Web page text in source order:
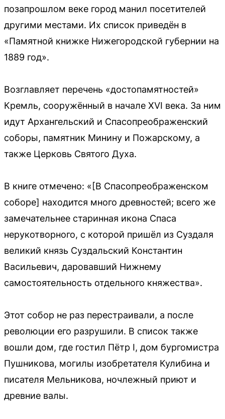
позапрошлом веке город манил посетителей
другими местами. Их список приведён в
«Памятной книжке Нижегородской губернии на
1889 год».
Возглавляет перечень «достопамятностей»
Кремль, сооружённый в начале XVI века. За ним
идут Архангельский и Спасопреображенский
соборы, памятник Минину и Пожарскому, а
также Церковь Святого Духа.
В книге отмечено: «[В Спасопреображенском
соборе] находится много древностей; всего же
замечательнее старинная икона Спаса
нерукотворного, с которой пришёл из Суздаля
великий князь Суздальский Константин
Васильевич, даровавший Нижнему
самостоятельность отдельного княжества».
Этот собор не раз перестраивали, а после
революции его разрушили. В список также
вошли дом, где гостил Пётр I, дом бургомистра
Пушникова, могилы изобретателя Кулибина и
писателя Мельникова, ночлежный приют и
древние валы.